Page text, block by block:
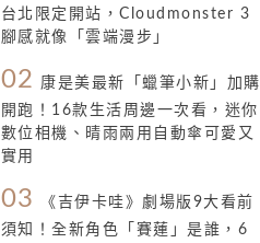
台北限定開站，Cloudmonster 3
腳感就像「雲端漫步」
02
康是美最新「蠟筆小新」加購
開跑！16款生活周邊一次看，迷你
數位相機、晴雨兩用自動傘可愛又
實用
03
《吉伊卡哇》劇場版9大看前
須知！全新角色「賽蓮」是誰，6